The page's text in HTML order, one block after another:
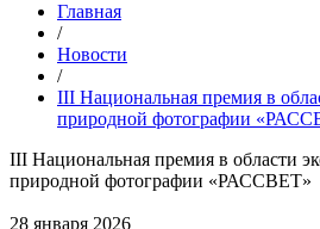
Главная
/
Новости
/
III Национальная премия в
природной фотографии
III Национальная премия в области
природной фотографии «РАССВЕТ»
28 января 2026